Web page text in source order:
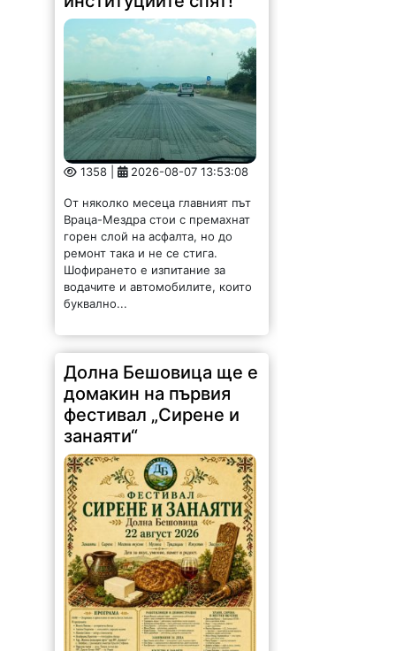
1358 | 2026-08-07 13:53:08
Враца-Мездра стои с премахнат
горен слой на асфалта, но до
ремонт така и не се стига.
Шофирането е изпитание за
водачите и автомобилите, които
буквално...
Долна Бешовица ще е
домакин на първия
фестивал „Сирене и
занаяти“